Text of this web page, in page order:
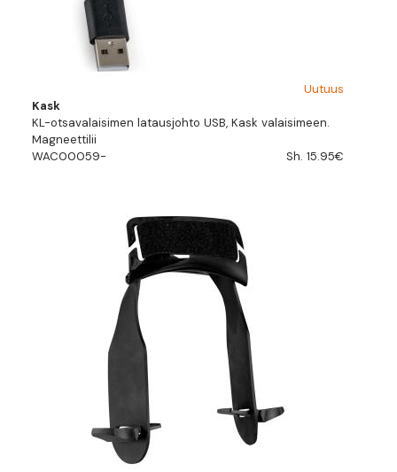
Uutuus
Kask
KL-otsavalaisimen latausjohto USB, Kask valaisimeen.
Magneettilii
WAC00059-
Sh. 15.95€